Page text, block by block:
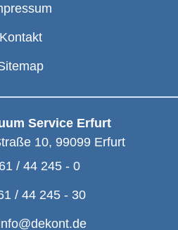
Kontakt
Service Erfurt
10, 99099 Erfurt
/ 44 245 - 0
/ 44 245 - 30